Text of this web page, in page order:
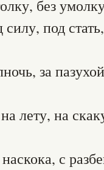
без
под
за
лету, на
с